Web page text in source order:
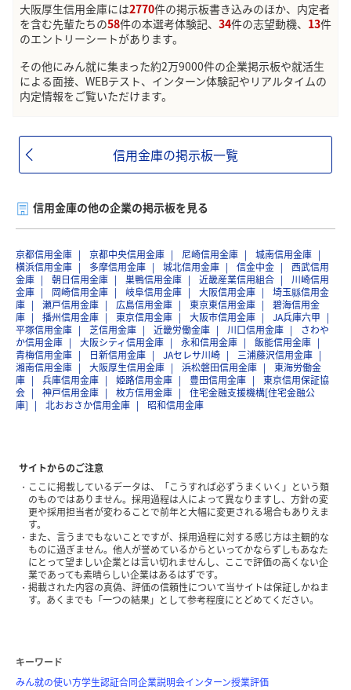
大阪厚生信用金庫には2770件の掲示板書き込みのほか、内定者
を含む先輩たちの58件の本選考体験記、 34件の志望動機、 13件
のエントリーシートがあります。
その他にみん就に集まった約2万9000件の企業掲示板や就活生
による面接、WEBテスト、インターン体験記やリアルタイムの
内定情報をご覧いただけます。
信用金庫の掲示板一覧
信用金庫の他の企業の掲示板を見る
京都信用金庫 京都中央信用金庫 尼崎信用金庫
城南信用金庫
横浜信用金庫
多摩信用金庫 城北信用金庫 信金中金
西武信用
金庫
朝日信用金庫 巣鴨信用金庫 近畿産業信用組合
川崎信用
金庫
岡崎信用金庫 岐阜信用金庫 大阪信用金庫
埼玉縣信用金
庫
瀬戸信用金庫 広島信用金庫 東京東信用金庫
碧海信用金
庫
播州信用金庫 東京信用金庫 大阪市信用金庫
JA兵庫六甲
平塚信用金庫
芝信用金庫 近畿労働金庫 川口信用金庫
さわや
か信用金庫
大阪シティ信用金庫 永和信用金庫
飯能信用金庫
青梅信用金庫
日新信用金庫 JAセレサ川崎
三浦藤沢信用金庫
湘南信用金庫
大阪厚生信用金庫 浜松磐田信用金庫
東海労働金
庫
兵庫信用金庫 姫路信用金庫 豊田信用金庫
東京信用保証協
会
神戸信用金庫 枚方信用金庫
住宅金融支援機構[住宅金融公
庫]
北おおさか信用金庫 昭和信用金庫
サイトからのご注意
ここに掲載しているデータは、「こうすれば必ずうまくいく」という類
のものではありません。採用過程は人によって異なりますし、方針の変
更や採用担当者が変わることで前年と大幅に変更される場合もありえま
す。
また、言うまでもないことですが、採用過程に対する感じ方は主観的な
ものに過ぎません。他人が誉めているからといってかならずしもあなた
にとって望ましい企業とは言い切れませんし、ここで評価の高くない企
業であっても素晴らしい企業はあるはずです。
掲載された内容の真偽、評価の信頼性について当サイトは保証しかねま
す。あくまでも「一つの結果」として参考程度にとどめてください。
キーワード
みん就の使い方学生認証合同企業説明会インターン授業評価